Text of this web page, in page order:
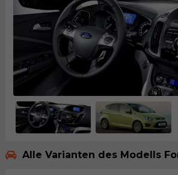
Alle Varianten des Modells